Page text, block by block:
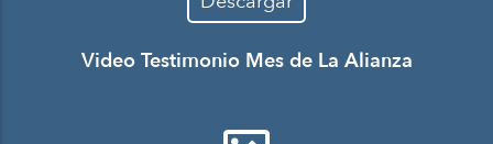
Video Testimonio Mes de La Alianza